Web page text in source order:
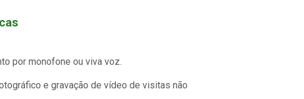
por monofone ou viva voz.
e gravação de vídeo de visitas não